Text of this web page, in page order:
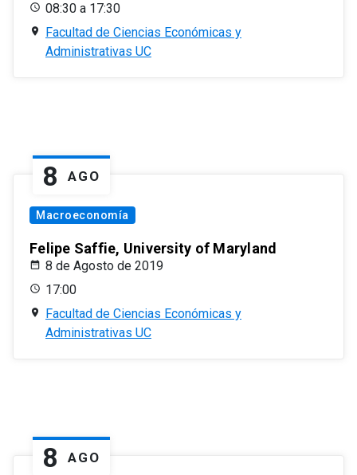
08:30 a 17:30
Facultad de Ciencias Económicas y
Administrativas UC
8 AGO
Macroeconomía
Felipe Saffie, University of Maryland
8 de Agosto de 2019
17:00
Facultad de Ciencias Económicas y
Administrativas UC
8 AGO